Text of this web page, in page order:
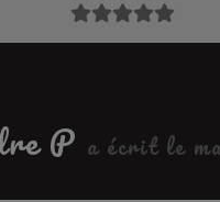
P a écrit le